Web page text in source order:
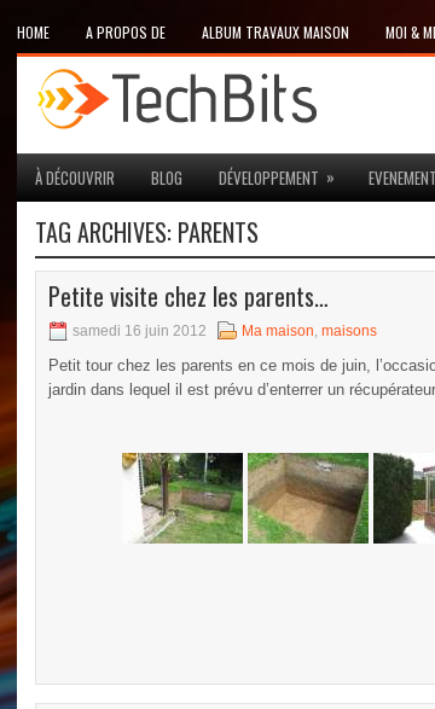
HOME A PROPOS DE ALBUM TRAVAUX MAISON MOI &
À DÉCOUVRIR BLOG DÉVELOPPEMENT »
TAG ARCHIVES: PARENTS
Petite visite chez les parents…
samedi 16 juin 2012 Ma maison, maisons
Petit tour chez les parents en ce mois de juin,
jardin dans lequel il est prévu d’enterrer un